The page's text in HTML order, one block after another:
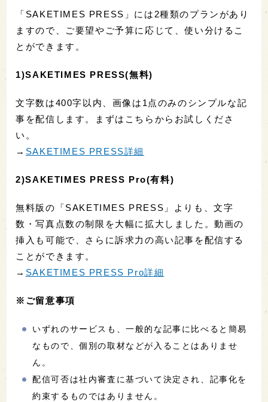
「SAKETIMES PRESS」には2種類のプランがあり
ますので、ご要望やご予算に応じて、使い分けるこ
とができます。
1)SAKETIMES PRESS(無料)
文字数は400字以内、画像は1点のみのシンプルな記
事を配信します。まずはこちらからお試しくださ
い。
→ SAKETIMES PRESS詳細
2)SAKETIMES PRESS Pro(有料)
無料版の「SAKETIMES PRESS」よりも、文字
数・写真点数の制限を大幅に拡大しました。動画の
挿入も可能で、さらに訴求力の高い記事を配信する
ことができます。
→ SAKETIMES PRESS Pro詳細
※ご留意事項
いずれのサービスも、一般的な記事に比べると簡易
なもので、個別の取材などが入ることはありませ
ん。
配信可否は社内審査に基づいて決定され、記事化を
約束するものではありません。